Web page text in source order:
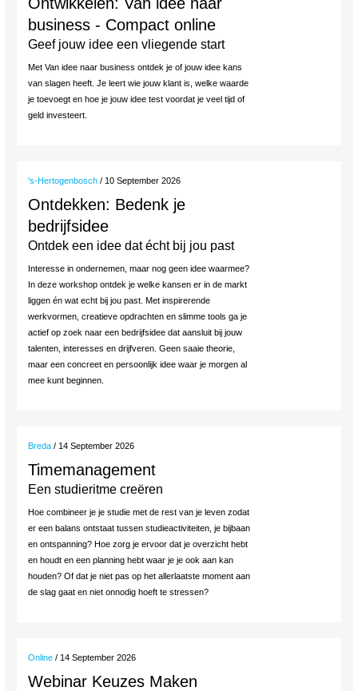
business - Compact online
Geef jouw idee een vliegende start
Met Van idee naar business ontdek je of jouw idee kans
van slagen heeft. Je leert wie jouw klant is, welke waarde
je toevoegt en hoe je jouw idee test voordat je veel tijd of
geld investeert.
's-Hertogenbosch / 10 September 2026
Ontdekken: Bedenk je
bedrijfsidee
Ontdek een idee dat écht bij jou past
Interesse in ondernemen, maar nog geen idee waarmee?
In deze workshop ontdek je welke kansen er in de markt
liggen én wat echt bij jou past. Met inspirerende
werkvormen, creatieve opdrachten en slimme tools ga je
actief op zoek naar een bedrijfsidee dat aansluit bij jouw
talenten, interesses en drijfveren. Geen saaie theorie,
maar een concreet en persoonlijk idee waar je morgen al
mee kunt beginnen.
Breda / 14 September 2026
Timemanagement
Een studieritme creëren
Hoe combineer je je studie met de rest van je leven zodat
er een balans ontstaat tussen studieactiviteiten, je bijbaan
en ontspanning? Hoe zorg je ervoor dat je overzicht hebt
en houdt en een planning hebt waar je je ook aan kan
houden? Of dat je niet pas op het allerlaatste moment aan
de slag gaat en niet onnodig hoeft te stressen?
Online / 14 September 2026
Webinar Keuzes Maken